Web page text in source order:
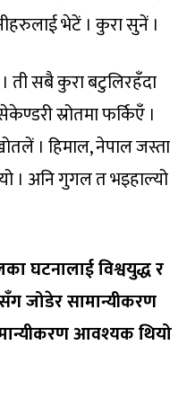
भेटें । कुरा सुनें ।
ती सबै कुरा बटुलिरहँदा
स्रोतमा फर्किएँ ।
। हिमाल, नेपाल जस्ता
। अनि गुगल त भइहाल्यो
घटनालाई विश्वयुद्ध र
जोडेर सामान्यीकरण
आवश्यक थियो